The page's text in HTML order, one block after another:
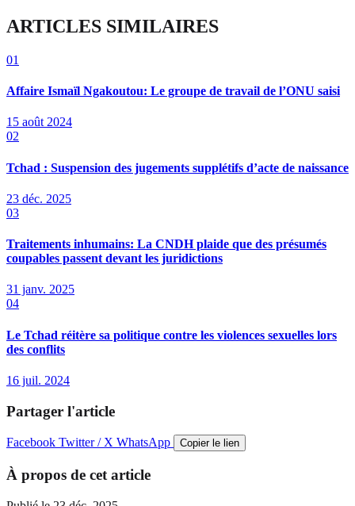
ARTICLES SIMILAIRES
01
Affaire Ismaïl Ngakoutou: Le groupe de travail de l’ONU saisi
15 août 2024
02
Tchad : Suspension des jugements supplétifs d’acte de naissance
23 déc. 2025
03
Traitements inhumains: La CNDH plaide que des présumés
coupables passent devant les juridictions
31 janv. 2025
04
Le Tchad réitère sa politique contre les violences sexuelles lors
des conflits
16 juil. 2024
Partager l'article
Facebook Twitter / X WhatsApp Copier le lien
À propos de cet article